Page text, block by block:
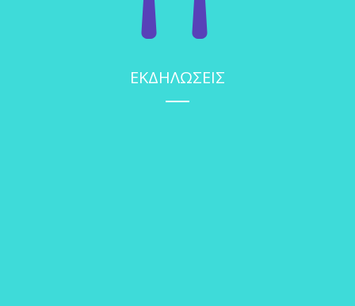
ΕΚΔΗΛΩΣΕΙΣ